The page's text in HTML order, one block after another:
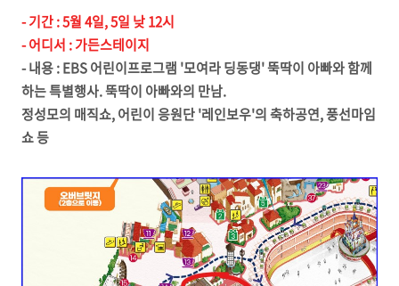
- 기간 : 5월 4일, 5일 낮 12시
- 어디서 : 가든스테이지
- 내용 : EBS 어린이프로그램 '모여라 딩동댕' 뚝딱이 아빠와 함께
하는 특별행사. 뚝딱이 아빠와의 만남.
정성모의 매직쇼, 어린이 응원단 '레인보우'의 축하공연, 풍선마임
쇼 등